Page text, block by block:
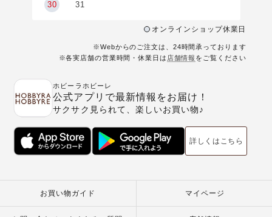
30 31
オンラインショップ休業日
※Webからのご注文は、24時間承っております
※各実店舗の営業時間・休業日は 店舗情報 をご覧ください
ホビーラホビーレ
公式アプリで最新情報をお届け！
サクサク見られて、楽しいお買い物♪
詳しくはこちら
お買い物ガイド マイページ